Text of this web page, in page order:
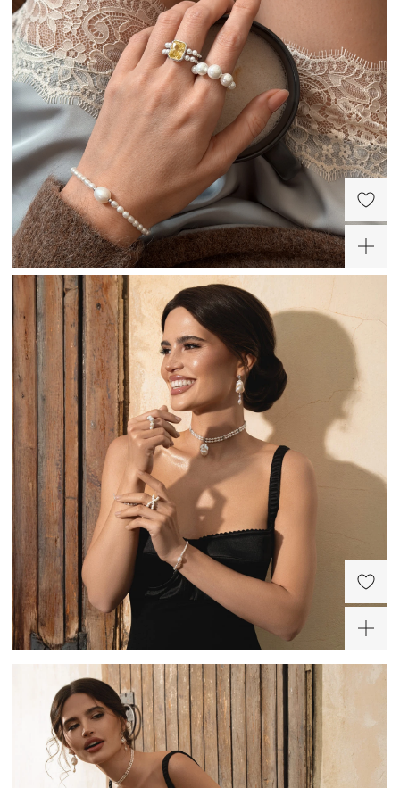
Серебряный браслет из
жемчуга Сицилия
9 400 ₽
Серебряное кольцо с
жемчугом и желтым
фианитом Сицилия
16 500 ₽
Серебряное изогнутое
кольцо с жемчугом
Сицилия
9 800 ₽
ХИТ
Серебряный браслет из
жемчуга Сицилия
9 400 ₽
Серебряное кольцо с
жемчугом и желтым
фианитом Сицилия
16 500 ₽
Серебряное изогнутое
кольцо с жемчугом
Сицилия
9 800 ₽
-30% -30%